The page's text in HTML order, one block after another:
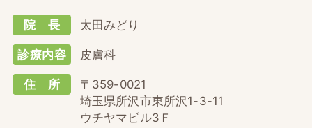
院 長 太田みどり
診療内容 皮膚科
住 所
〒359-0021
埼玉県所沢市東所沢1-3-11
ウチヤマビル3Ｆ